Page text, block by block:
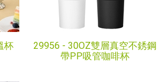
杯 29956 - 30OZ雙層真空不銹鋼
帶PP吸管咖啡杯